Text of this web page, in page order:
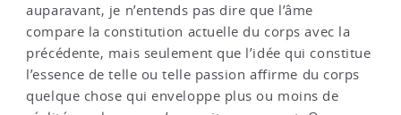
auparavant, je n’entends pas dire que l’âme
compare la constitution actuelle du corps avec la
précédente, mais seulement que l’idée qui constitue
l’essence de telle ou telle passion affirme du corps
quelque chose qui enveloppe plus ou moins de